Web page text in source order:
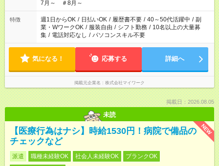
7月～ ＃8月～
特徴 週1日からOK / 日払いOK / 履歴書不要 / 40～50代活躍中 / 副
業・WワークOK / 服装自由 / シフト勤務 / 10名以上の大量募
集 / 電話対応なし / パソコンスキル不要
気になる！ 応募する 詳細へ
掲載元企業名 株式会社マイワーク
掲載日：2026.08.05
未読
NEW
【医療行為はナシ】時給1530円！病院で備品の
チェックなど
派遣 職種未経験OK 社会人未経験OK
ブランクOK